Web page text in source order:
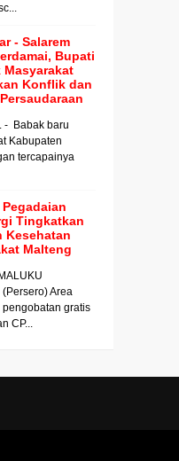
- Salarem
Bupati
Masyarakat
Konflik dan
- Babak baru
Kabupaten
tercapainya
Pegadaian
Tingkatkan
Kesehatan
Malteng
Area
gratis
CP...